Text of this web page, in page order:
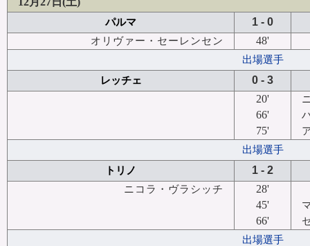
パルマ 1 - 0
オリヴァー・セーレンセン 48'
出場選手
レッチェ
0 - 3
20'
66'
75'
出場選手
トリノ
1 - 2
ニコラ・ヴラシッチ
28'
45'
66'
出場選手